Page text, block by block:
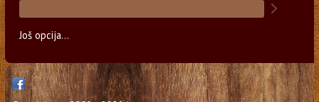
Još opcija...